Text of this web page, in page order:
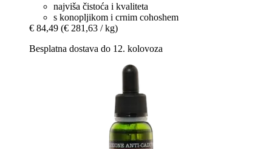
najviša čistoća i kvaliteta
s konopljikom i crnim cohoshem
€ 84,49 (€ 281,63 / kg)
Besplatna dostava do 12. kolovoza